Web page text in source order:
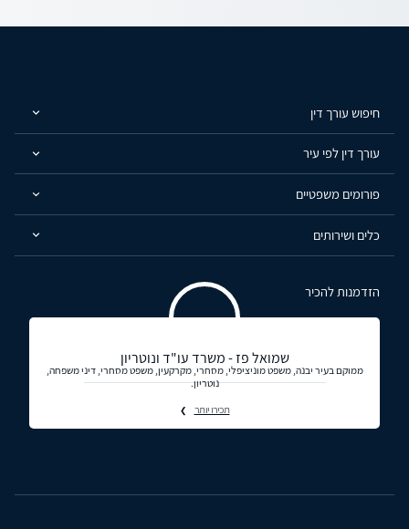
חיפוש עורך דין
עורך דין לפי עיר
פורומים משפטיים
כלים ושירותים
הזדמנות להכיר
שמואל פז - משרד עו"ד ונוטריון
ממוקם בעיר יבנה, משפט מוניציפלי, מסחרי, מקרקעין, משפט מסחרי, דיני משפחה,
נוטריון.
תכירו יותר